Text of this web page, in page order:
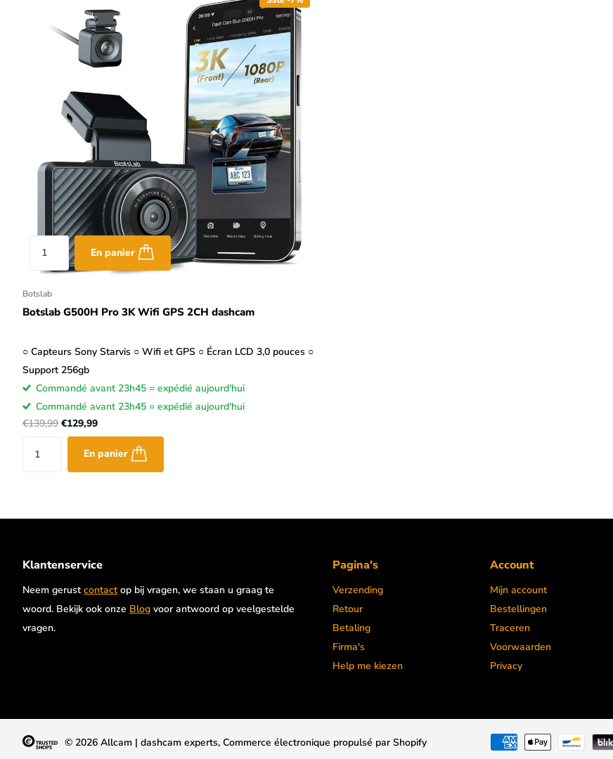
En panier
Botslab
Botslab G500H Pro 3K Wifi GPS 2CH dashcam
○ Capteurs Sony Starvis ○ Wifi et GPS ○ Écran LCD 3,0 pouces ○
Support 256gb
Commandé avant 23h45 = expédié aujourd'hui
Commandé avant 23h45 = expédié aujourd'hui
€139,99 €129,99
En panier
Klantenservice
Neem gerust contact op bij vragen, we staan u graag te
woord. Bekijk ook onze Blog voor antwoord op veelgestelde
vragen.
Pagina's
Verzending
Retour
Betaling
Firma's
Help me kiezen
Account
Mijn account
Bestellingen
Traceren
Voorwaarden
Privacy
© 2026 Allcam | dashcam experts, Commerce électronique propulsé par Shopify